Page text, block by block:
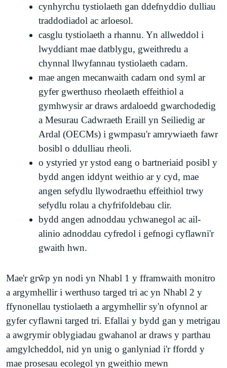
cynhyrchu tystiolaeth gan ddefnyddio dulliau
traddodiadol ac arloesol.
casglu tystiolaeth a rhannu. Yn allweddol i
lwyddiant mae datblygu, gweithredu a
chynnal llwyfannau tystiolaeth cadarn.
mae angen mecanwaith cadarn ond syml ar
gyfer gwerthuso rheolaeth effeithiol a
gymhwysir ar draws ardaloedd gwarchodedig
a Mesurau Cadwraeth Eraill yn Seiliedig ar
Ardal (OECMs) i gwmpasu'r amrywiaeth fawr
bosibl o ddulliau rheoli.
o ystyried yr ystod eang o bartneriaid posibl y
bydd angen iddynt weithio ar y cyd, mae
angen sefydlu llywodraethu effeithiol trwy
sefydlu rolau a chyfrifoldebau clir.
bydd angen adnoddau ychwanegol ac ail-
alinio adnoddau cyfredol i gefnogi cyflawni'r
gwaith hwn.
Mae'r grŵp yn nodi yn Nhabl 1 y fframwaith monitro
a argymhellir i werthuso targed tri ac yn Nhabl 2 y
ffynonellau tystiolaeth a argymhellir sy'n ofynnol ar
gyfer cyflawni targed tri. Efallai y bydd gan y metrigau
a awgrymir oblygiadau gwahanol ar draws y parthau
amgylcheddol, nid yn unig o ganlyniad i'r ffordd y
mae prosesau ecolegol yn gweithio mewn